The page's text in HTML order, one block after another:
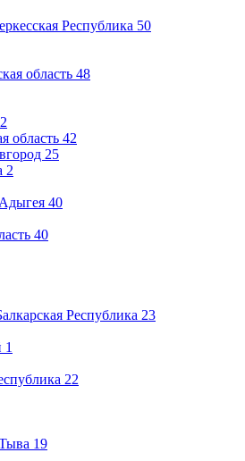
Республика 50
область 48
2
область 42
25
2
40
40
Республика 23
1
22
19